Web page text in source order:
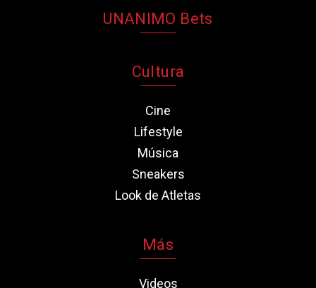
UNANIMO Bets
Cultura
Cine
Lifestyle
Música
Sneakers
Look de Atletas
Más
Videos